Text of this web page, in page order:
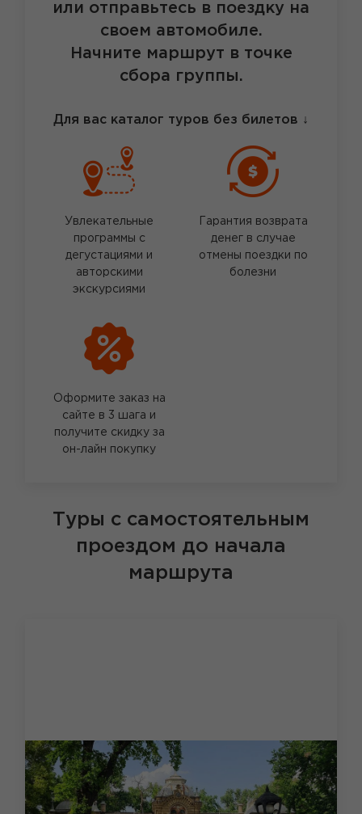
или отправьтесь в поездку на
своем автомобиле.
Начните маршрут в точке
сбора группы.
Для вас каталог туров без билетов ↓
Увлекательные
программы с
дегустациями и
авторскими
экскурсиями
Гарантия возврата
денег в случае
отмены поездки по
болезни
Оформите заказ на
сайте в 3 шага и
получите скидку за
он-лайн покупку
Туры с самостоятельным
проездом до начала
маршрута